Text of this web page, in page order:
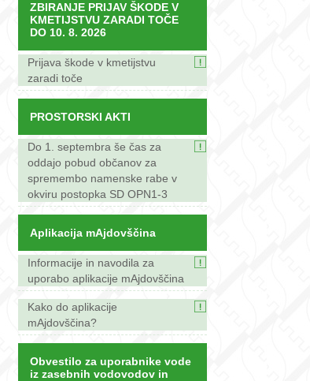
ZBIRANJE PRIJAV ŠKODE V
KMETIJSTVU ZARADI TOČE
DO 10. 8. 2026
Prijava škode v kmetijstvu
zaradi toče
PROSTORSKI AKTI
Do 1. septembra še čas za
oddajo pobud občanov za
spremembo namenske rabe v
okviru postopka SD OPN1-3
Aplikacija mAjdovščina
Informacije in navodila za
uporabo aplikacije mAjdovščina
Kako do aplikacije
mAjdovščina?
Obvestilo za uporabnike vode
iz zasebnih vodovodov in